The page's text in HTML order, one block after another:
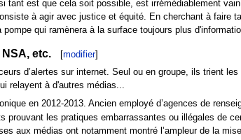
tant est que cela soit possible, est irrémédiablement
à agir avec justice et équité. En cherchant à faire
qui ramènera à la surface toujours plus
etc. [modifier]
d’alertes sur internet. Seul ou en groupe, ils trient
relayent à d'autres médias...
en 2012-2013. Ancien employé d’agences de
prouvant les pratiques embarrassantes ou illégales de
aux médias ont notamment montré l’ampleur de la